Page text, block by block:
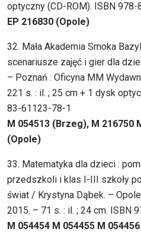
optyczny (CD-ROM). ISBN
EP 216830 (Opole)
32. Mała Akademia Smoka
scenariusze zajęć i gier dla
– Poznań : Oficyna MM
221 s. : il. ; 25 cm + 1 dysk
83-61123-78-1
M 054513 (Brzeg), M 216750
(Opole)
33. Matematyka dla dzieci :
przedszkoli i klas I-III szkoły
świat / Krystyna Dąbek. –
2015. – 71 s. : il. ; 24 cm. ISBN
M 054454 M 054455 M